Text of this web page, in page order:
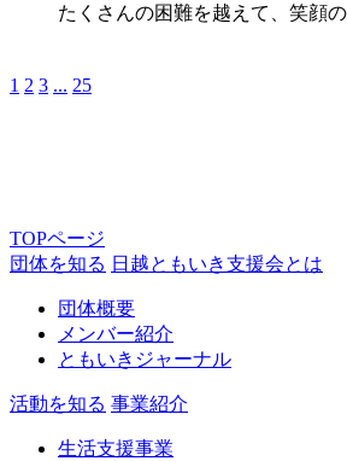
たくさんの困難を越えて、笑顔
1 2 3 ... 25
TOPページ
団体を知る 日越ともいき支援会とは
団体概要
メンバー紹介
ともいきジャーナル
活動を知る 事業紹介
生活支援事業